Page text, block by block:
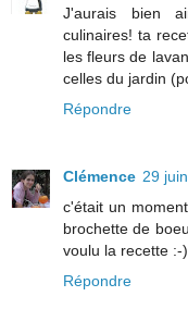
J'aurais bien
culinaires! ta
les fleurs de
celles du jardin
Répondre
Clémence 29
c'était un
brochette de
voulu la recette :-)
Répondre